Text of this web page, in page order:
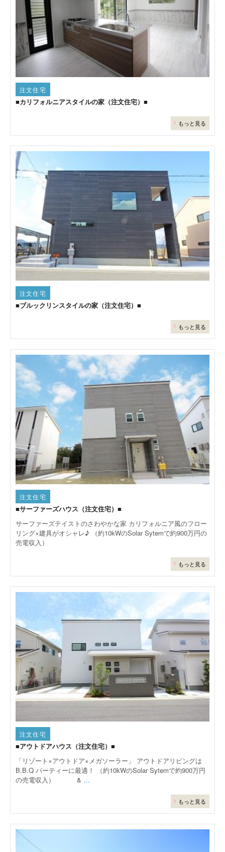
注文住宅
■カリフォルニアスタイルの家（注文住宅）■
もっと見る
注文住宅
■ブルックリンスタイルの家（注文住宅）■
もっと見る
注文住宅
■サーファーズハウス（注文住宅）■
サーファーズテイストのさわやかな家 カリフォルニア風のフロー
リング×建具がオシャレ♪ （約10kWのSolar Sytemで約900万円の
売電収入）
もっと見る
注文住宅
■アウトドアハウス（注文住宅）■
「リゾート×アウトドア×メガソーラー」 アウトドアリビングは
B.B.Q パーティーに最適！ （約10kWのSolar Sytemで約900万円
の売電収入） & …
もっと見る